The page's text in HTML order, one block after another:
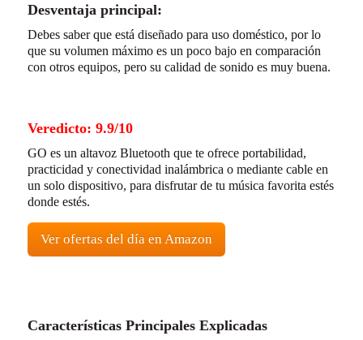
Desventaja principal:
Debes saber que está diseñado para uso doméstico, por lo
que su volumen máximo es un poco bajo en comparación
con otros equipos, pero su calidad de sonido es muy buena.
Veredicto: 9.9/10
GO es un altavoz Bluetooth que te ofrece portabilidad,
practicidad y conectividad inalámbrica o mediante cable en
un solo dispositivo, para disfrutar de tu música favorita estés
donde estés.
Ver ofertas del día en Amazon
Características Principales Explicadas